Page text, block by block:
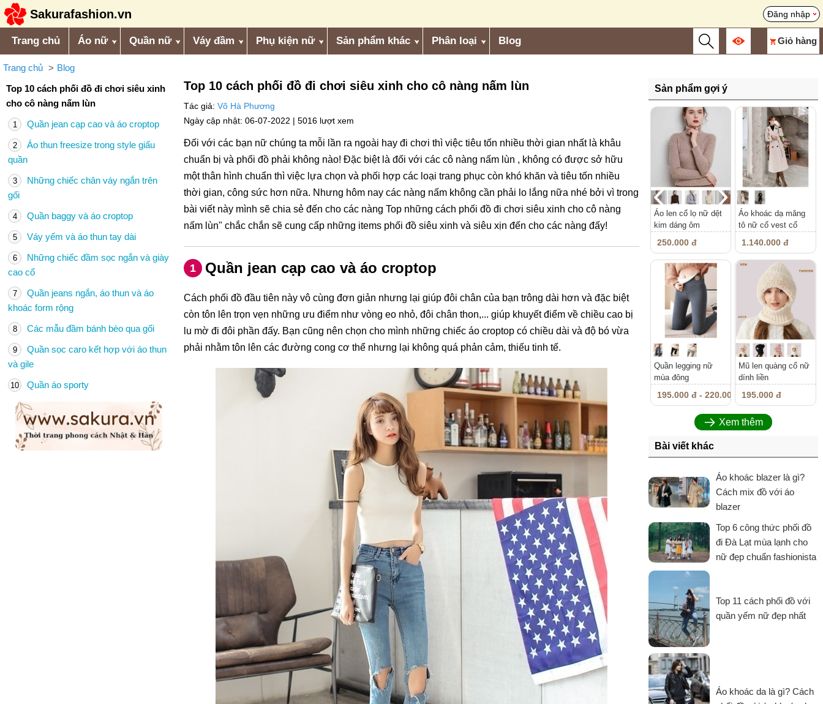
Sakurafashion.vn Đăng nhập
Trang chủ Áo nữ Quần nữ Váy đầm Phụ kiện nữ Sản phẩm khác Phân loại Blog Giỏ hàng
Trang chủ
Blog
Top 10 cách phối đồ đi chơi siêu xinh
cho cô nàng nấm lùn
1 Quần jean cạp cao và áo croptop
2
Áo thun freesize trong style giấu
quần
3
Những chiếc chân váy ngắn trên
gối
4 Quần baggy và áo croptop
5 Váy yếm và áo thun tay dài
6
Những chiếc đầm sọc ngắn và giày
cao cổ
7
Quần jeans ngắn, áo thun và áo
khoác form rộng
8 Các mẫu đầm bánh bèo qua gối
9
Quần sọc caro kết hợp với áo thun
và gile
10 Quần áo sporty
Top 10 cách phối đồ đi chơi siêu xinh cho cô nàng nấm lùn
Tác giả:Võ Hà Phương
Ngày cập nhật: 06-07-2022 |5016 lượt xem
Đối với các bạn nữ chúng ta mỗi lần ra ngoài hay đi chơi thì việc tiêu tốn nhiều thời gian nhất là khâu
chuẩn bị và phối đồ phải không nào! Đặc biệt là đối với các cô nàng nấm lùn , không có được sở hữu
một thân hình chuẩn thì việc lựa chọn và phối hợp các loại trang phục còn khó khăn và tiêu tốn nhiều
thời gian, công sức hơn nữa. Nhưng hôm nay các nàng nấm không cần phải lo lắng nữa nhé bởi vì trong
bài viết này mình sẽ chia sẻ đến cho các nàng Top những cách phối đồ đi chơi siêu xinh cho cô nàng
nấm lùn" chắc chắn sẽ cung cấp những items phối đồ siêu xinh và siêu xịn đến cho các nàng đấy!
1 Quần jean cạp cao và áo croptop
Cách phối đồ đầu tiên này vô cùng đơn giản nhưng lại giúp đôi chân của bạn trông dài hơn và đặc biệt
còn tôn lên trọn vẹn những ưu điểm như vòng eo nhỏ, đôi chân thon,... giúp khuyết điểm về chiều cao bị
lu mờ đi đôi phần đấy. Bạn cũng nên chọn cho mình những chiếc áo croptop có chiều dài và độ bó vừa
phải nhằm tôn lên các đường cong cơ thể nhưng lại không quá phản cảm, thiếu tinh tế.
Sản phẩm gợi ý
Áo len cổ lọ nữ dệt
kim dáng ôm
250.000 đ
Áo khoác dạ măng
tô nữ cổ vest cổ
1.140.000 đ
Quần legging nữ
mùa đông
195.000 đ - 220.000 đ
Mũ len quàng cổ nữ
dính liền
195.000 đ
Xem thêm
Bài viết khác
Áo khoác blazer là gì?
Cách mix đồ với áo
blazer
Top 6 công thức phối đồ
đi Đà Lạt mùa lạnh cho
nữ đẹp chuẩn fashionista
Top 11 cách phối đồ với
quần yếm nữ đẹp nhất
Áo khoác da là gì? Cách